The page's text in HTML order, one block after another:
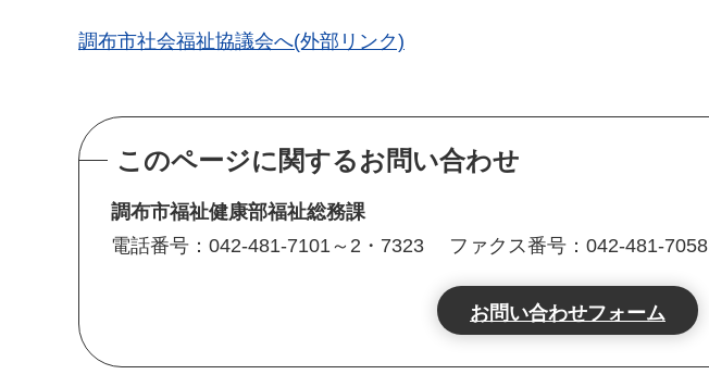
調布市社会福祉協議会へ(外部リンク)
このページに関するお問い合わせ
調布市福祉健康部福祉総務課
電話番号：042-481-7101～2・7323
ファクス番号：042-481-7058